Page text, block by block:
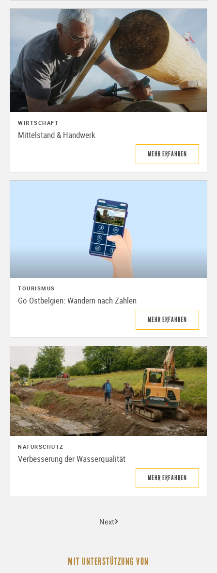
WIRTSCHAFT
Mittelstand & Handwerk
MEHR ERFAHREN
TOURISMUS
Go Ostbelgien: Wandern nach Zahlen
MEHR ERFAHREN
NATURSCHUTZ
Verbesserung der Wasserqualität
MEHR ERFAHREN
Next
MIT UNTERSTÜTZUNG VON